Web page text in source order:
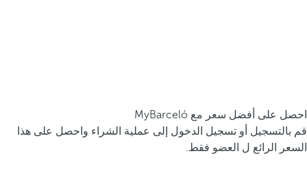
احصل على أفضل سعر مع MyBarceló
قم بالتسجيل أو تسجيل الدخول إلى عملية الشراء واحصل على هذا
السعر الرائع ل العضو فقط.